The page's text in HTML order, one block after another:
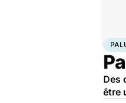
Des
être